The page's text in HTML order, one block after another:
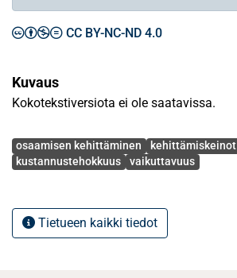
CC BY-NC-ND 4.0
Kuvaus
Kokotekstiversiota ei ole saatavissa.
Avainsanat
osaamisen kehittäminen
kehittämiskeinot
kustannustehokkuus
vaikuttavuus
Tietueen kaikki tiedot